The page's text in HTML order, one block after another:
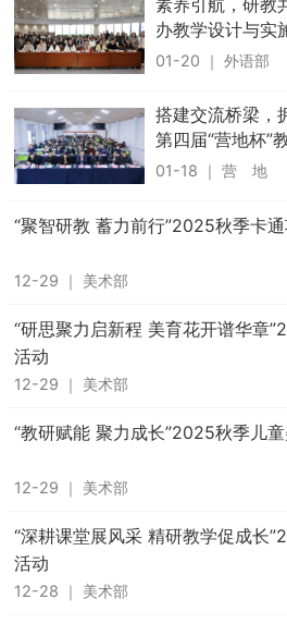
素养引航，研
办教学设计与实
01-20 ｜ 外语部
搭建交流桥梁
第四届“营地杯”
01-18 ｜ 营 地
“聚智研教 蓄力前行”2025秋季卡
12-29 ｜ 美术部
“研思聚力启新程 美育花开谱华章
活动
12-29 ｜ 美术部
“教研赋能 聚力成长”2025秋季儿
12-29 ｜ 美术部
“深耕课堂展风采 精研教学促成长
活动
12-28 ｜ 美术部